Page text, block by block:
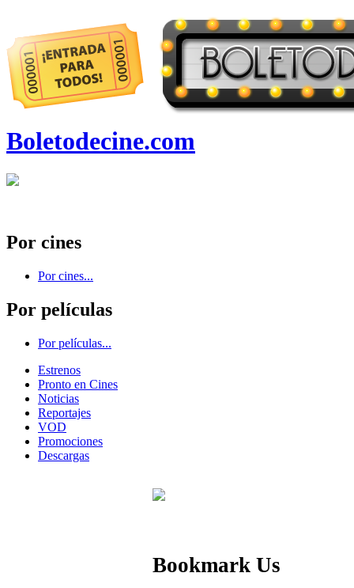
Boletodecine.com
Por cines
Por cines...
Por películas
Por películas...
Estrenos
Pronto en Cines
Noticias
Reportajes
VOD
Promociones
Descargas
Bookmark Us